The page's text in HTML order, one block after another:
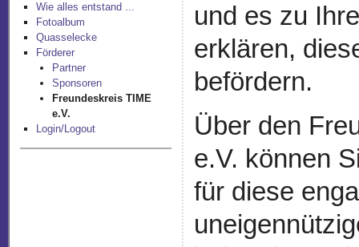
Wie alles entstand ...
Fotoalbum
Quasselecke
Förderer
Partner
Sponsoren
Freundeskreis TIME
e.V.
Login/Logout
und es zu
erklären,
befördern.
Über den
e.V. können
für diese